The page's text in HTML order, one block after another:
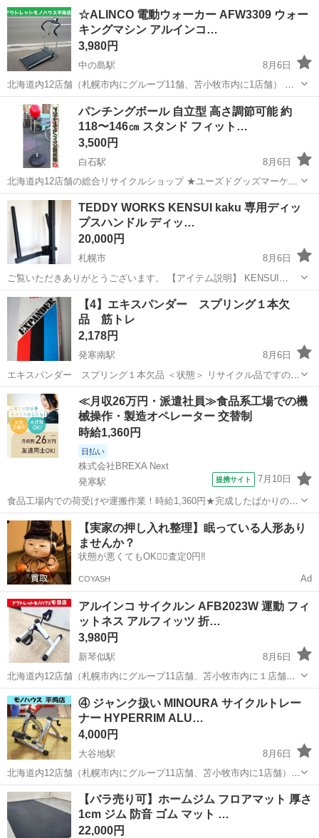
ンで取り引き希望です
北海道 札幌市 フィットネス、トレーニング
☆ALINCO 電動ウォーカー AFW3309 ウォー
キングマシン アルインコ…
3,980円
中の島駅
8月6日
北海道内12店舗（札幌市内にグループ11舗、苫小牧市内に1店舗） 総
合リサイクルショップ ★ユーズドグッズマーケット★ アウトレットモ
ノハウス平岸店です。 ☆ALINCO 電動ウォーカー AFW3309 ウォー...
北海道 札幌市 中の島駅 フィットネス、トレーニング
パンチングボール 自立型 高さ調節可能 約
118〜146㎝ スタンド フィット…
3,500円
白石駅
8月6日
北海道内12店舗の総合リサイクルショップ ★ユーズドグッズマーケッ
ト★ アウトレットモノハウス白石店 ※営業時間外のお問い合わせは
翌営業日に順次ご返答させていただきます。 営業時間 9:30～
19:30 ...
北海道 札幌市 フィットネス、トレーニング
TEDDY WORKS KENSUI kaku 専用ディッ
プスハンドル ディッ…
20,000円
札幌市
8月6日
ご覧いただきありがとうございます。 【アイテム説明】 KENSUI
KAKUに取り付ける専用ディップスバーです。 【状態】 中古で購入し
ました。私も何度か使用しました。 ワッシャーがありませんが、もと
もとは...
北海道 札幌市 フィットネス、トレーニング
【4】エキスパンダー スプリング１本欠
品 筋トレ
2,178円
発寒南駅
8月6日
エキスパンダー スプリング１本欠品 ＜状態＞ リサイクル品ですので
キズ・汚れ等あります。 ★店頭展示品のですのでご来店いただくと実
物をご覧にいただけます。 ★ジモティーを見たと言っていただける...
北海道 札幌市 発寒南駅 フィットネス、トレーニング
エキスパンダー
≪月収26万円・派遣社員≫食品系工場での機
械操作・製造オペレーター 交替制
時給1,360円
日払い
株式会社BREXA Next
発寒駅
提携サイト 7月10日
食品工場内での荷受けや運搬作業！時給1,360円★完成したばかりの新
しい工場での勤務◎空調完備で1年中快適作業★日払い制度あり！マイ
カー通勤可！工場敷地内無料駐車場あり！休出ほぼなし！《北海道札
幌市手稲区》 人気の工場のお...
北海道 札幌市 発寒駅 その他
【実家の押し入れ整理】眠っている人形あり
ませんか？
状態が悪くてもOK🙆‍♀️査定0円‼️
COYASH Ad
アルインコ サイクルン AFB2023W 運動 フィ
ットネス アルフィッツ 折…
3,980円
新琴似駅
8月6日
北海道内12店舗（札幌市内にグループ11店舗、苫小牧市内に１店舗）
総合リサイクルショップ アウトレットモノハウス屯田店です。 スマホ
QRコード決済「PayPay」「auPay」「d払い」と、 クレジットカード
をご...
北海道 札幌市 新琴似駅 フィットネス、トレーニング
AFB
④ ジャンク扱い MINOURA サイクルトレー
ナー HYPERRIM ALU…
4,000円
大谷地駅
8月6日
北海道内12店舗（札幌市内にグループ11店舗、苫小牧市内に1店舗）
Used Goods Market ★ユーズドグッズマーケット★ 総合リサイクルシ
ョップ アウトレットモノハウス平岡店です。 ジャンク扱い ...
北海道 札幌市 大谷地駅 フィットネス、トレーニング
【バラ売り可】ホームジム フロアマット 厚さ
1cm ジム 防音 ゴム マット …
22,000円